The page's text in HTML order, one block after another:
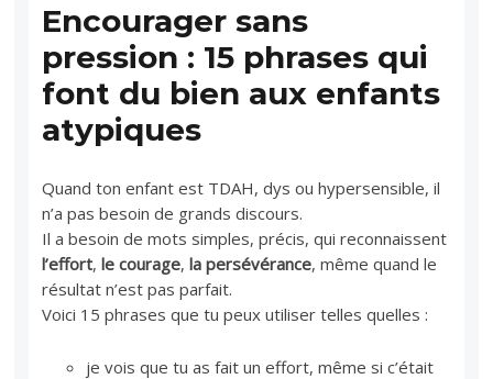
Encourager sans
pression : 15 phrases qui
font du bien aux enfants
atypiques
Quand ton enfant est TDAH, dys ou hypersensible, il
n’a pas besoin de grands discours.
Il a besoin de mots simples, précis, qui reconnaissent
l’effort,le courage,la persévérance, même quand le
résultat n’est pas parfait.
Voici 15 phrases que tu peux utiliser telles quelles :
je vois que tu as fait un effort, même si c’était